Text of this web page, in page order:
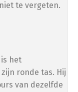
te vergeten.
het
ronde tas. Hij
van dezelfde